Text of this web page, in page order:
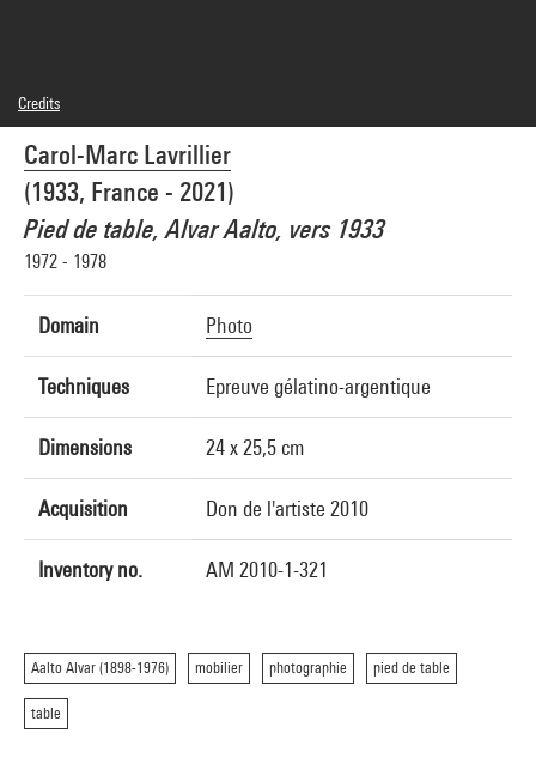
Carol-Marc Lavrillier
(1933, France - 2021)
Pied de table, Alvar Aalto, vers 1933
1972 - 1978
Domain Photo
Techniques Epreuve gélatino-argentique
Dimensions 24 x 25,5 cm
Acquisition Don de l'artiste 2010
Inventory no. AM 2010-1-321
Aalto Alvar (1898-1976) mobilier photographie pied de table
table
Credits
© SAIF
Photo credits : Centre Pompidou, MNAM-CCI/Georges Meguerditchian/Dist.
GrandPalaisRmn
Image reference : 4N42232
Image presentation :GrandPalaisRmnPhoto